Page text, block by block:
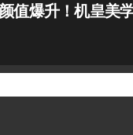
值爆升！机皇美